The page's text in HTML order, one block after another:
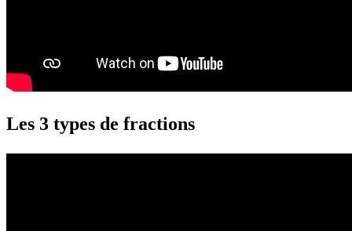
Les 3 types de fractions